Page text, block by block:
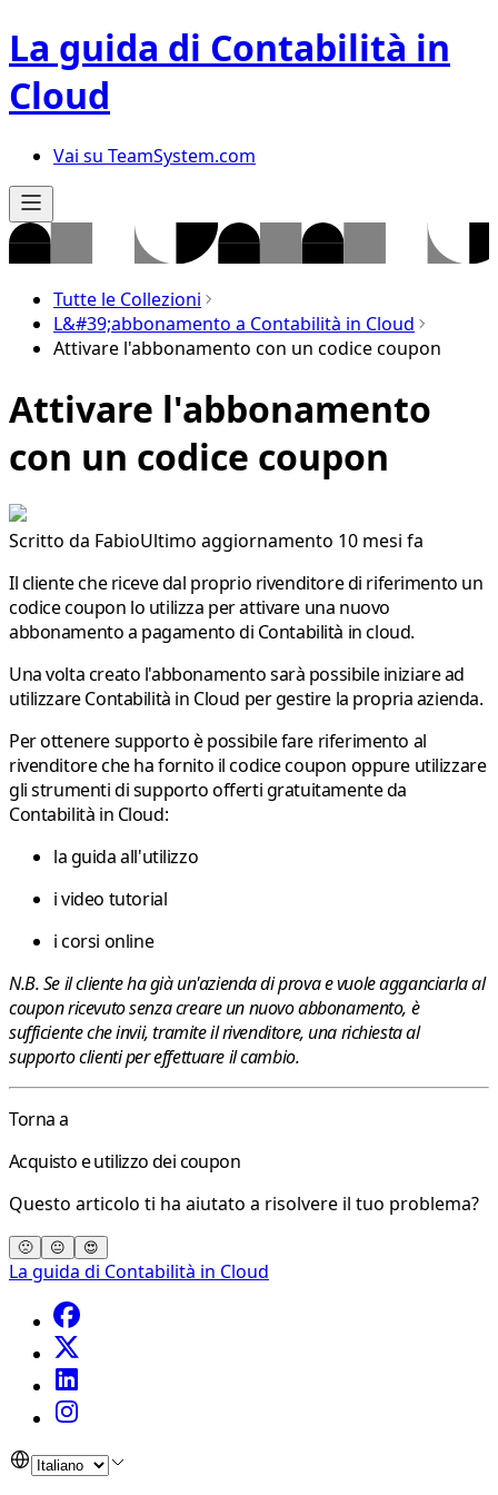
La guida di Contabilità in
Cloud
Vai su TeamSystem.com
Tutte le Collezioni
L&#39;abbonamento a Contabilità in Cloud
Attivare l'abbonamento con un codice coupon
Attivare l'abbonamento
con un codice coupon
Scritto da FabioUltimo aggiornamento 10 mesi fa
Il cliente che riceve dal proprio rivenditore di riferimento un
codice coupon lo utilizza per attivare una nuovo
abbonamento a pagamento di Contabilità in cloud.
Una volta creato l'abbonamento sarà possibile iniziare ad
utilizzare Contabilità in Cloud per gestire la propria azienda.
Per ottenere supporto è possibile fare riferimento al
rivenditore che ha fornito il codice coupon oppure utilizzare
gli strumenti di supporto offerti gratuitamente da
Contabilità in Cloud:
la guida all'utilizzo
i video tutorial
i corsi online
N.B. Se il cliente ha già un'azienda di prova e vuole agganciarla al
coupon ricevuto senza creare un nuovo abbonamento, è
sufficiente che invii, tramite il rivenditore, una richiesta al
supporto clienti per effettuare il cambio.
Torna a
Acquisto e utilizzo dei coupon
Questo articolo ti ha aiutato a risolvere il tuo problema?
🙁 😐 😍
La guida di Contabilità in Cloud